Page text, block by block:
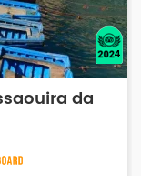
3